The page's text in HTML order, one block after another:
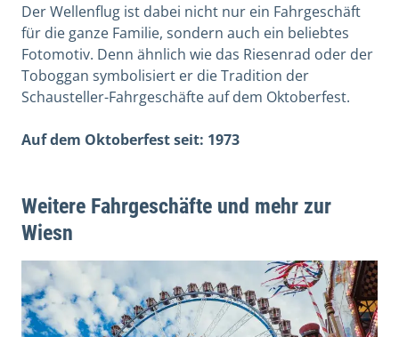
Der Wellenflug ist dabei nicht nur ein Fahrgeschäft
für die ganze Familie, sondern auch ein beliebtes
Fotomotiv. Denn ähnlich wie das Riesenrad oder der
Toboggan symbolisiert er die Tradition der
Schausteller-Fahrgeschäfte auf dem Oktoberfest.
Auf dem Oktoberfest seit: 1973
Weitere Fahrgeschäfte und mehr zur
Wiesn